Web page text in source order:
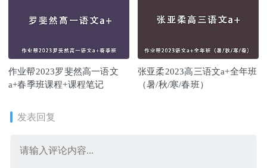
作业帮2023罗斐然高一语文
a+春季班课程+课程笔记
张亚柔2023高三语文a+全年班
（暑/秋/寒/春班）
发表回复